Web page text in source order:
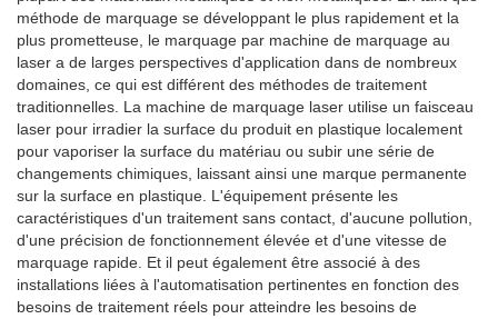
méthode de marquage se développant le plus rapidement et la
plus prometteuse, le marquage par machine de marquage au
laser a de larges perspectives d'application dans de nombreux
domaines, ce qui est différent des méthodes de traitement
traditionnelles. La machine de marquage laser utilise un faisceau
laser pour irradier la surface du produit en plastique localement
pour vaporiser la surface du matériau ou subir une série de
changements chimiques, laissant ainsi une marque permanente
sur la surface en plastique. L'équipement présente les
caractéristiques d'un traitement sans contact, d'aucune pollution,
d'une précision de fonctionnement élevée et d'une vitesse de
marquage rapide. Et il peut également être associé à des
installations liées à l'automatisation pertinentes en fonction des
besoins de traitement réels pour atteindre les besoins de